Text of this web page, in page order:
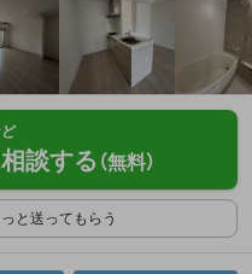
談する （無料）
と送ってもらう